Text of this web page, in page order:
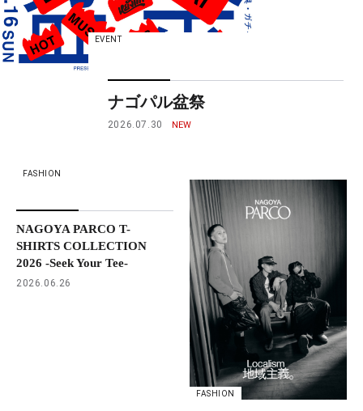
EVENT
ナゴパル盆祭
2026.07.30
FASHION
NAGOYA PARCO T-
SHIRTS COLLECTION
2026 -Seek Your Tee-
2026.06.26
FASHION